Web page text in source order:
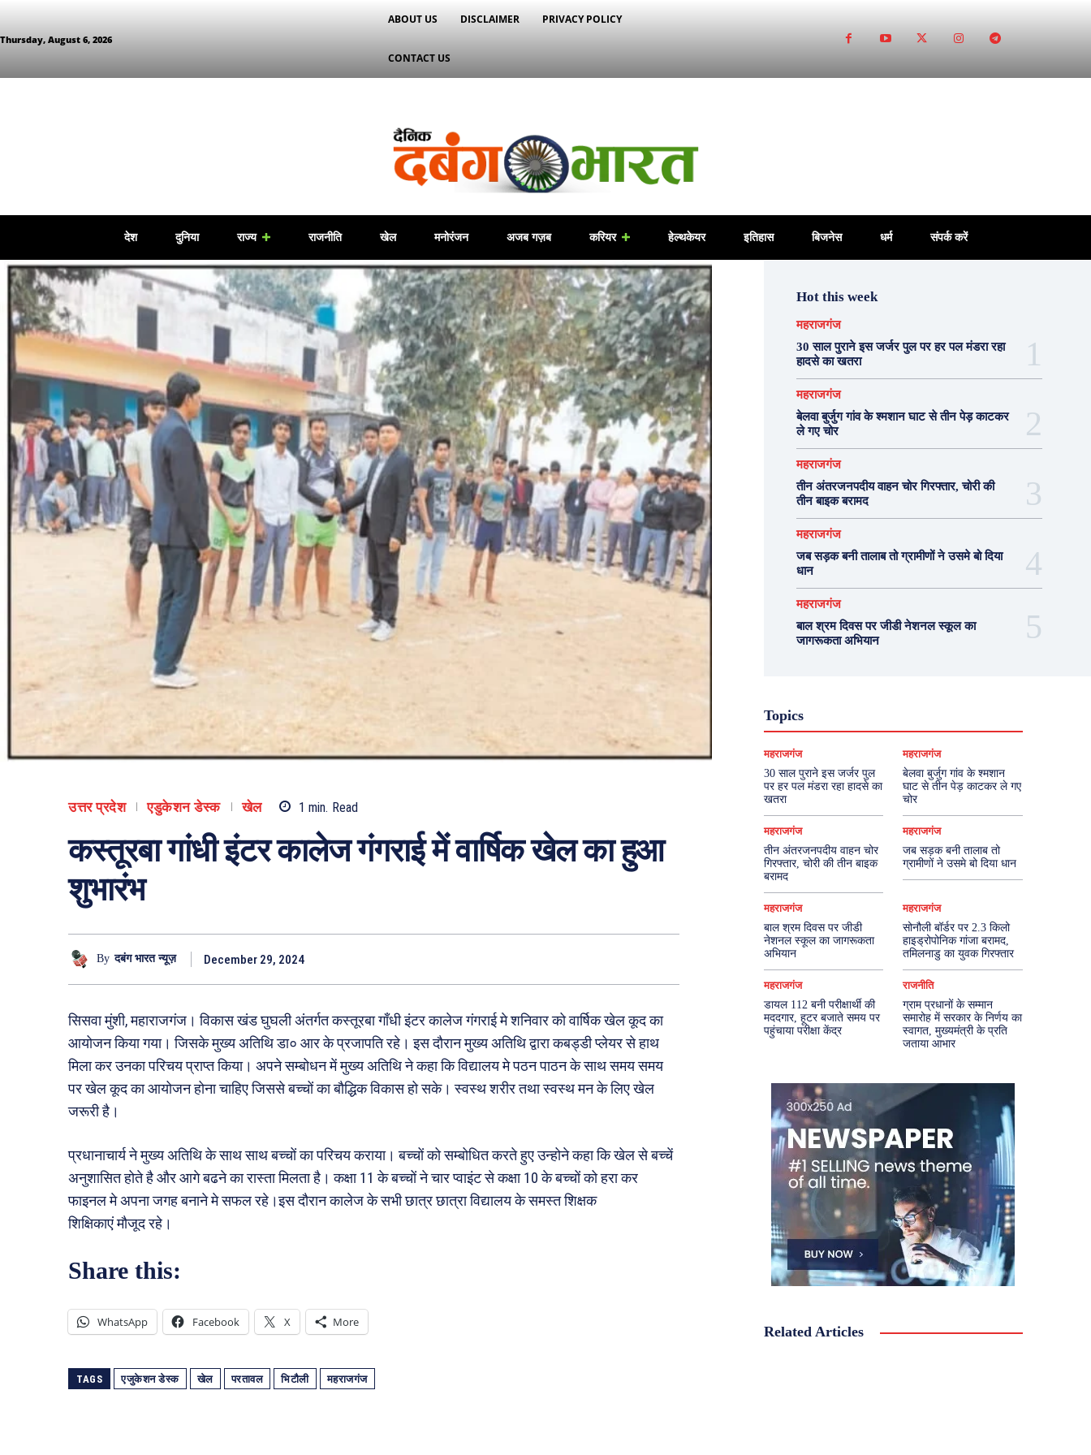
Thursday, August 6, 2026
ABOUT US DISCLAIMER PRIVACY POLICY
CONTACT US
देश दुनिया राज्य राजनीति खेल मनोरंजन अजब गज़ब करियर हेल्थकेयर इतिहास बिजनेस धर्म संपर्क करें
उत्तर प्रदेश एडुकेशन डेस्क खेल 1 min. Read
कस्तूरबा गांधी इंटर कालेज गंगराई में वार्षिक खेल का हुआ
शुभारंभ
By दबंग भारत न्यूज़ December 29, 2024
सिसवा मुंशी, महाराजगंज। विकास खंड घुघली अंतर्गत कस्तूरबा गाँधी इंटर कालेज गंगराई मे शनिवार को वार्षिक खेल कूद का
आयोजन किया गया। जिसके मुख्य अतिथि डा० आर के प्रजापति रहे। इस दौरान मुख्य अतिथि द्वारा कबड्डी प्लेयर से हाथ
मिला कर उनका परिचय प्राप्त किया। अपने सम्बोधन में मुख्य अतिथि ने कहा कि विद्यालय मे पठन पाठन के साथ समय समय
पर खेल कूद का आयोजन होना चाहिए जिससे बच्चों का बौद्धिक विकास हो सके। स्वस्थ शरीर तथा स्वस्थ मन के लिए खेल
जरूरी है।
प्रधानाचार्य ने मुख्य अतिथि के साथ साथ बच्चों का परिचय कराया। बच्चों को सम्बोधित करते हुए उन्होने कहा कि खेल से बच्चें
अनुशासित होते है और आगे बढने का रास्ता मिलता है। कक्षा 11 के बच्चों ने चार प्वाइंट से कक्षा 10 के बच्चों को हरा कर
फाइनल मे अपना जगह बनाने मे सफल रहे।इस दौरान कालेज के सभी छात्र छात्रा विद्यालय के समस्त शिक्षक
शिक्षिकाएं मौजूद रहे।
Share this:
WhatsApp Facebook X More
TAGS एजुकेशन डेस्क खेल परतावल भिटौली महराजगंज
Hot this week
महराजगंज
30 साल पुराने इस जर्जर पुल पर हर पल मंडरा रहा
हादसे का खतरा
महराजगंज
बेलवा बुर्जुग गांव के श्मशान घाट से तीन पेड़ काटकर
ले गए चोर
महराजगंज
तीन अंतरजनपदीय वाहन चोर गिरफ्तार, चोरी की
तीन बाइक बरामद
महराजगंज
जब सड़क बनी तालाब तो ग्रामीणों ने उसमे बो दिया
धान
महराजगंज
बाल श्रम दिवस पर जीडी नेशनल स्कूल का
जागरूकता अभियान
Topics
महराजगंज
30 साल पुराने इस जर्जर पुल
पर हर पल मंडरा रहा हादसे का
खतरा
महराजगंज
बेलवा बुर्जुग गांव के श्मशान
घाट से तीन पेड़ काटकर ले गए
चोर
महराजगंज
तीन अंतरजनपदीय वाहन चोर
गिरफ्तार, चोरी की तीन बाइक
बरामद
महराजगंज
जब सड़क बनी तालाब तो
ग्रामीणों ने उसमे बो दिया धान
महराजगंज
बाल श्रम दिवस पर जीडी
नेशनल स्कूल का जागरूकता
अभियान
महराजगंज
सोनौली बॉर्डर पर 2.3 किलो
हाइड्रोपोनिक गांजा बरामद,
तमिलनाडु का युवक गिरफ्तार
महराजगंज
डायल 112 बनी परीक्षार्थी की
मददगार, हूटर बजाते समय पर
पहुंचाया परीक्षा केंद्र
राजनीति
ग्राम प्रधानों के सम्मान
समारोह में सरकार के निर्णय का
स्वागत, मुख्यमंत्री के प्रति
जताया आभार
Related Articles